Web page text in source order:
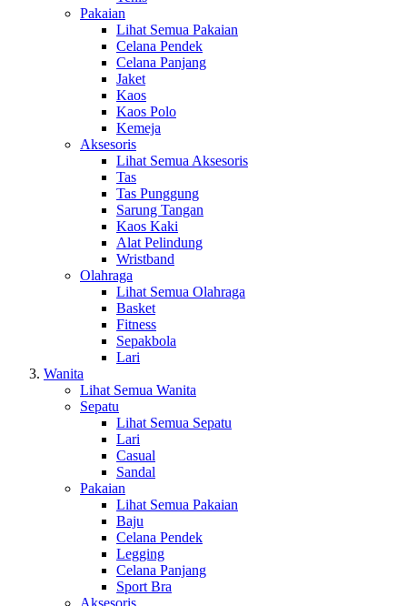
Pakaian
Lihat Semua Pakaian
Celana Pendek
Celana Panjang
Jaket
Kaos
Kaos Polo
Kemeja
Aksesoris
Lihat Semua Aksesoris
Tas
Tas Punggung
Sarung Tangan
Kaos Kaki
Alat Pelindung
Wristband
Olahraga
Lihat Semua Olahraga
Basket
Fitness
Sepakbola
Lari
Wanita
Lihat Semua Wanita
Sepatu
Lihat Semua Sepatu
Lari
Casual
Sandal
Pakaian
Lihat Semua Pakaian
Baju
Celana Pendek
Legging
Celana Panjang
Sport Bra
Aksesoris